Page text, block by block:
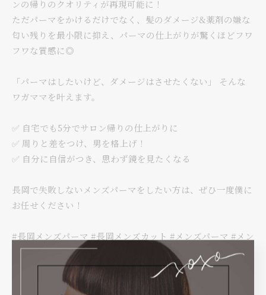
ンの帰りのクオリティが再現可能に！
ただパーマをかけるだけでなく、髪のダメージ&薬剤の嫌な
匂い残りを最小限に抑え、パーマの仕上がりが驚くほどフワ
フワな質感に◎
「パーマはしたいけど、ダメージはさせたくない」 そんな
ワガママを叶えます。
✅ 自宅でも5分でサロン帰りの仕上がりに
✅ 周りと差をつけ、男を格上げ！
✅ 自分に自信がつき、思わず鏡を見たくなる
長岡で失敗しないメンズパーマをしたい方は、ぜひ一度僕に
お任せください！
#長岡メンズパーマ #長岡メンズカット #メンズパーマ #メン
ズカット #長岡美容室